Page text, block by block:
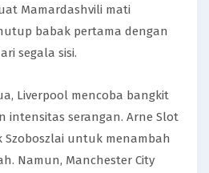
Mamardashvili mati
babak pertama dengan
segala sisi.
Liverpool mencoba bangkit
intensitas serangan. Arne Slot
Szoboszlai untuk menambah
Namun, Manchester City